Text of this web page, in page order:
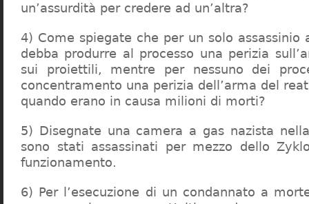
un’assurdità per credere ad un’altra?
4) Come spiegate che per un solo assassinio
debba produrre al processo una perizia
sui proiettili, mentre per nessuno dei
concentramento una perizia dell’arma del
quando erano in causa milioni di morti?
5) Disegnate una camera a gas nazista
sono stati assassinati per mezzo dello
funzionamento.
6) Per l’esecuzione di un condannato a